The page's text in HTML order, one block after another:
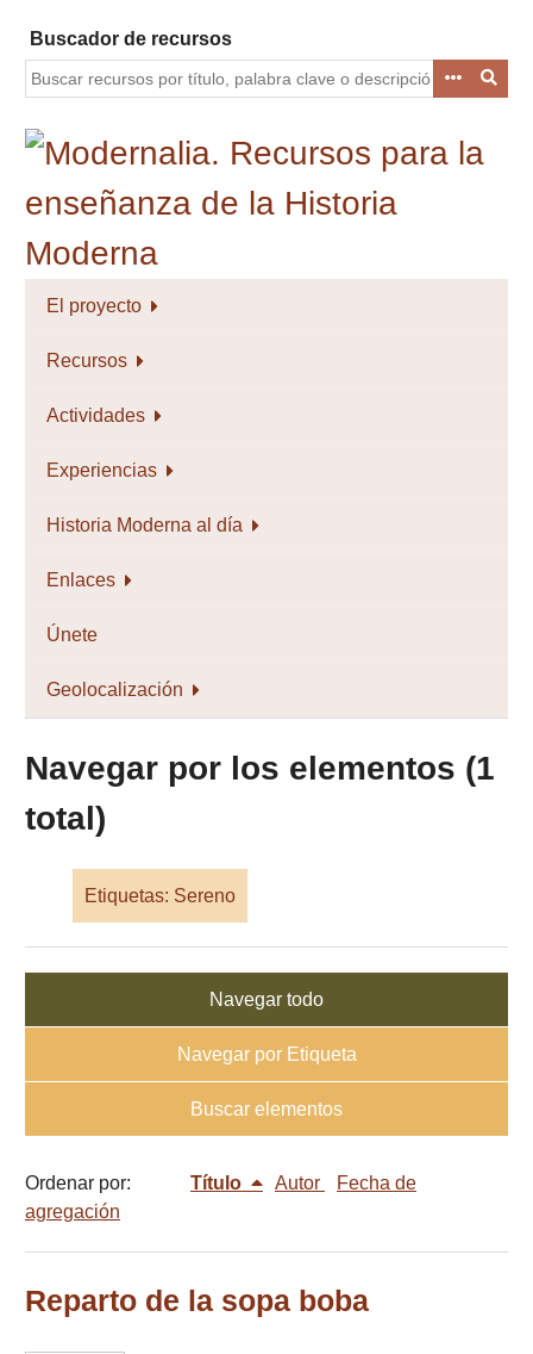
contenido
principal
Buscador de recursos
El proyecto
Recursos
Actividades
Experiencias
Historia Moderna al día
Enlaces
Únete
Geolocalización
Navegar por los elementos (1
total)
Etiquetas: Sereno
Navegar todo
Navegar por Etiqueta
Buscar elementos
Ordenar por: Título Autor
Fecha de
agregación
Reparto de la sopa boba